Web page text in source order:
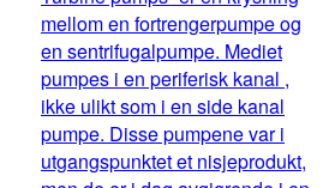
mellom en fortrengerpumpe og
en sentrifugalpumpe. Mediet
pumpes i en periferisk kanal ,
ikke ulikt som i en side kanal
pumpe. Disse pumpene var i
utgangspunktet et nisjeprodukt,